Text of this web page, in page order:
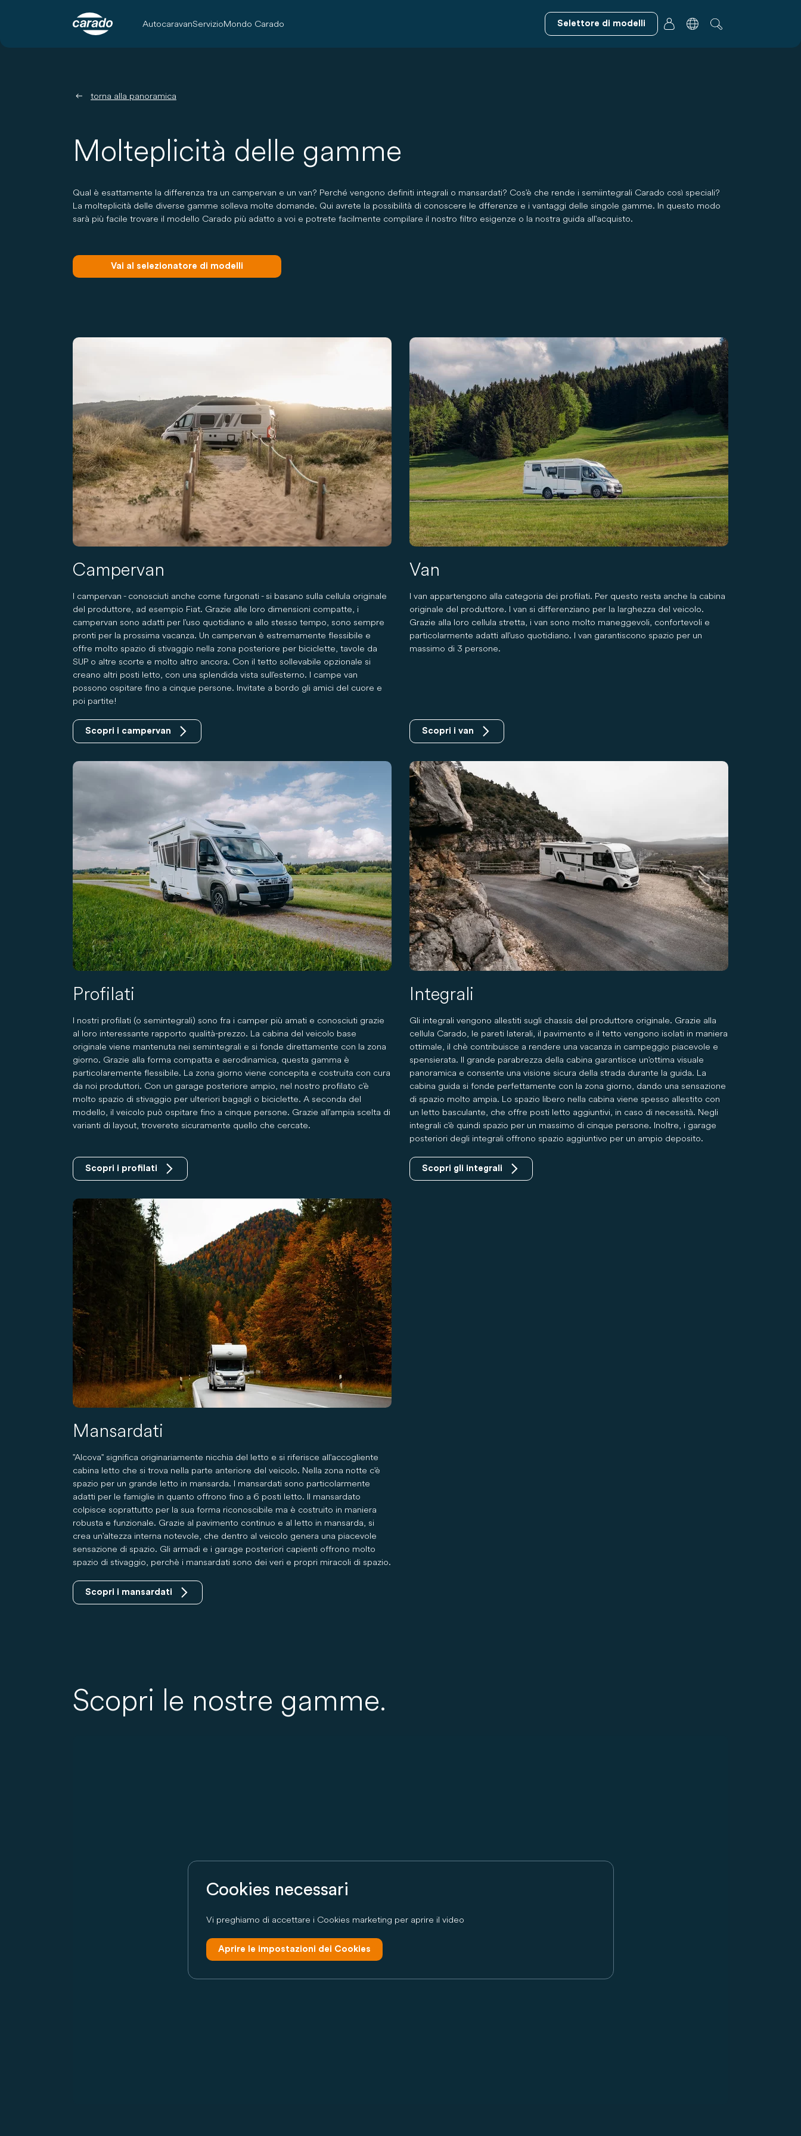
AutocaravanServizioMondo Carado Selettore di modelli
torna alla panoramica
Molteplicità delle gamme
Qual è esattamente la differenza tra un campervan e un van? Perché vengono definiti integrali o mansardati? Cos'è che rende i semiintegrali Carado così speciali?
La molteplicità delle diverse gamme solleva molte domande. Qui avrete la possibilità di conoscere le dfferenze e i vantaggi delle singole gamme. In questo modo
sarà più facile trovare il modello Carado più adatto a voi e potrete facilmente compilare il nostro filtro esigenze o la nostra guida all'acquisto.
Vai al selezionatore di modelli
Campervan
I campervan - conosciuti anche come furgonati - si basano sulla cellula originale
del produttore, ad esempio Fiat. Grazie alle loro dimensioni compatte, i
campervan sono adatti per l'uso quotidiano e allo stesso tempo, sono sempre
pronti per la prossima vacanza. Un campervan è estremamente flessibile e
offre molto spazio di stivaggio nella zona posteriore per biciclette, tavole da
SUP o altre scorte e molto altro ancora. Con il tetto sollevabile opzionale si
creano altri posti letto, con una splendida vista sull'esterno. I campe van
possono ospitare fino a cinque persone. Invitate a bordo gli amici del cuore e
poi partite!
Scopri i campervan
Van
I van appartengono alla categoria dei profilati. Per questo resta anche la cabina
originale del produttore. I van si differenziano per la larghezza del veicolo.
Grazie alla loro cellula stretta, i van sono molto maneggevoli, confortevoli e
particolarmente adatti all'uso quotidiano. I van garantiscono spazio per un
massimo di 3 persone.
Scopri i van
Profilati
I nostri profilati (o semintegrali) sono fra i camper più amati e conosciuti grazie
al loro interessante rapporto qualità-prezzo. La cabina del veicolo base
originale viene mantenuta nei semintegrali e si fonde direttamente con la zona
giorno. Grazie alla forma compatta e aerodinamica, questa gamma è
particolaremente flessibile. La zona giorno viene concepita e costruita con cura
da noi produttori. Con un garage posteriore ampio, nel nostro profilato c'è
molto spazio di stivaggio per ulteriori bagagli o biciclette. A seconda del
modello, il veicolo può ospitare fino a cinque persone. Grazie all'ampia scelta di
varianti di layout, troverete sicuramente quello che cercate.
Scopri i profilati
Integrali
Gli integrali vengono allestiti sugli chassis del produttore originale. Grazie alla
cellula Carado, le pareti laterali, il pavimento e il tetto vengono isolati in maniera
ottimale, il chè contribuisce a rendere una vacanza in campeggio piacevole e
spensierata. Il grande parabrezza della cabina garantisce un'ottima visuale
panoramica e consente una visione sicura della strada durante la guida. La
cabina guida si fonde perfettamente con la zona giorno, dando una sensazione
di spazio molto ampia. Lo spazio libero nella cabina viene spesso allestito con
un letto basculante, che offre posti letto aggiuntivi, in caso di necessità. Negli
integrali c'è quindi spazio per un massimo di cinque persone. Inoltre, i garage
posteriori degli integrali offrono spazio aggiuntivo per un ampio deposito.
Scopri gli integrali
Mansardati
"Alcova" significa originariamente nicchia del letto e si riferisce all'accogliente
cabina letto che si trova nella parte anteriore del veicolo. Nella zona notte c'è
spazio per un grande letto in mansarda. I mansardati sono particolarmente
adatti per le famiglie in quanto offrono fino a 6 posti letto. Il mansardato
colpisce soprattutto per la sua forma riconoscibile ma è costruito in maniera
robusta e funzionale. Grazie al pavimento continuo e al letto in mansarda, si
crea un'altezza interna notevole, che dentro al veicolo genera una piacevole
sensazione di spazio. Gli armadi e i garage posteriori capienti offrono molto
spazio di stivaggio, perchè i mansardati sono dei veri e propri miracoli di spazio.
Scopri i mansardati
Scopri le nostre gamme.
Cookies necessari
Vi preghiamo di accettare i Cookies marketing per aprire il video
Aprire le impostazioni dei Cookies